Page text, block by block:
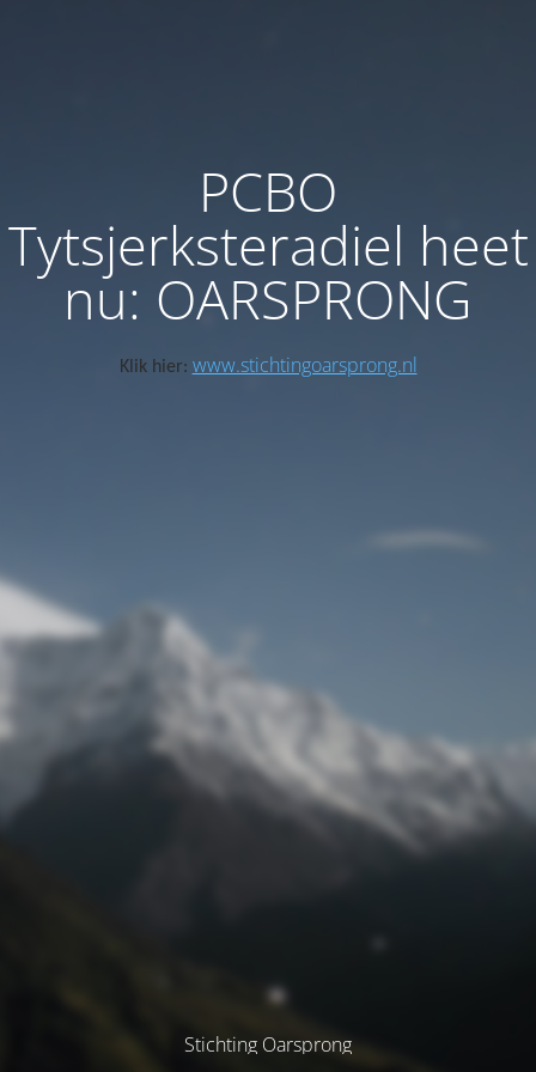
PCBO
Tytsjerksteradiel heet
nu: OARSPRONG
Klik hier: www.stichtingoarsprong.nl
Stichting Oarsprong